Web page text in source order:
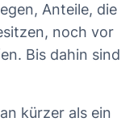
Anteile, die
noch vor
Bis dahin sind
kürzer als ein